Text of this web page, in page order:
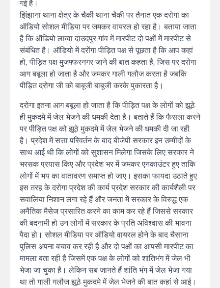
गई है।
झिंझाना थाना क्षेत्र के चैकी थाना चैकी पर तैनात एक दरोगा का
ऑडियो सोशल मीडिया पर जमकर वायरल हो रहा है। बताया जाता
है कि ऑडियो लाव्वा दाउदपुर गांव में मारपीट दो पक्षों में मारपीट से
संबंधित है। ऑडियो में दरोंगा पीड़ित पक्ष से पूछता है कि आप कहां
हो, पीड़ित पक्ष मुजफ्फरनगर जाने की बात कहता है, जिस पर दरोगा
आग बबूला हो जाता है और जमकर गाली गलौज करता है जबकि
पीड़ित दरोगा जी को बाबूजी बाबूजी करके पुकारता है।
दरोगा इतना आग बबूला हो जाता है कि पीड़ित पक्ष के लोगों को झूठे
ही मुकदमे में जेल भेजने की धमकी देता है। बताते हैं कि फैसला करने
पर पीड़ित पक्ष को झूठे मुकदमे में जेल भेजने की धमकी दी जा रही
है। प्रदेश में सत्ता परिवर्तन के बाद बीजेपी सरकार इन उम्मीदों के
साथ आई थी कि लोगों को सुशासन मिलेगा जिसके लिए सरकार ने
भरसक प्रयास किए और प्रदेश भर में जमकर एनकाउंटर हुए ताकि
लोगों में भय का वातावरण समाप्त हो जाए। इसका फायदा उठाते हुए
इस तरह के दरोगा प्रदेश की कार्य प्रदेश सरकार की कार्यशैली पर
सवालिया निशान लगा रहे हैं और जनता में सरकार के विरुद्ध एक
अनैतिक मैसेज प्रसारित करने का काम कर रहे हैं जिससे सरकार
की बदनामी हो उन लोगों में सरकार के प्रति अविश्वास की भावना
पैदा हो। सोशल मीडिया पर ऑडियो वायरल होने के बाद चैसाना
पुलिस अपना बचाव कर रही है और दो पक्षों का आपसी मारपीट का
मामला बता रही है जिसमें एक पक्ष के लोगों को शांतिभंग में जेल भी
भेजा जा चुका है। लेकिन सब जानते हैं शांति भंग में जेल भेजा गया
था तो गाली गलौज झूठे मुकदमे में जेल भेजने की बात कहां से आई।